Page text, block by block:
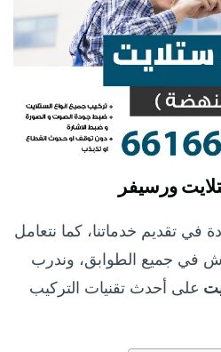
ورسيفر
في تقديم خدماتنا، كما نتعامل
في جميع الطوابق، وندرب
على أحدث تقنيات التركيب